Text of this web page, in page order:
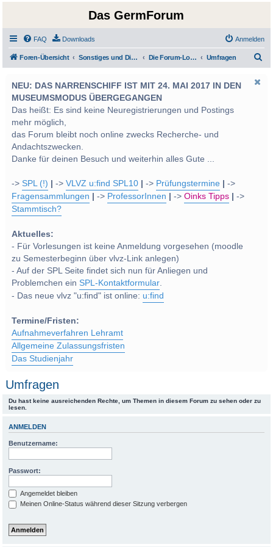
Das GermForum
FAQ Downloads Anmelden
Foren-Übersicht Sonstiges und Diverses - Privatimes und Soziales Die Forum-Lounge: Privatimes und Soziales Umfragen
NEU: DAS NARRENSCHIFF IST MIT 24. MAI 2017 IN DEN
MUSEUMSMODUS ÜBERGEGANGEN
Das heißt: Es sind keine Neuregistrierungen und Postings
mehr möglich,
das Forum bleibt noch online zwecks Recherche- und
Andachtszwecken.
Danke für deinen Besuch und weiterhin alles Gute ...
->SPL (!) ->VLVZ u:find SPL10 -> Prüfungstermine
->
Fragensammlungen
-> ProfessorInnen ->Oinks Tipps
->
Stammtisch?
Aktuelles:
- Für Vorlesungen ist keine Anmeldung vorgesehen (moodle
zu Semesterbeginn über vlvz-Link anlegen)
- Auf der SPL Seite findet sich nun für Anliegen und
Problemchen einSPL-Kontaktformular.
- Das neue vlvz "u:find" ist online: u:find
Termine/Fristen:
Aufnahmeverfahren Lehramt
Allgemeine Zulassungsfristen
Das Studienjahr
Umfragen
Du hast keine ausreichenden Rechte, um Themen in diesem Forum zu sehen oder zu
lesen.
ANMELDEN
Benutzername:
Passwort:
Angemeldet bleiben
Meinen Online-Status während dieser Sitzung verbergen